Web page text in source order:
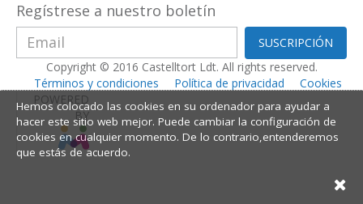
Regístrese a nuestro boletín
SUSCRIPCIÓN
Copyright © 2016 Castelltort Ldt. All rights reserved.
Términos y condiciones
Política de privacidad
Cookies
POWERED
BY
Hemos colocado las cookies en su ordenador para ayudar a
hacer este sitio web mejor. Puede cambiar la configuración de
cookies en cualquier momento. De lo contrario,entenderemos
que estás de acuerdo.